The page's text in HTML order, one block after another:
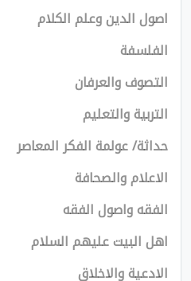
اصول الدين وعلم الكلام
الفلسفة
التصوف والعرفان
التربية والتعليم
حداثة/ عولمة الفكر المعاصر
الاعلام والصحافة
الفقه واصول الفقه
اهل البيت عليهم السلام
الادعية والاخلاق